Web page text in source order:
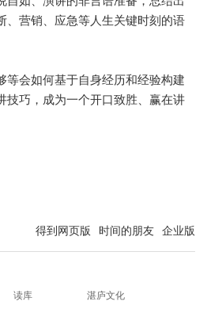
、营销、应急等人生关键时刻的语
等会如何基于自身经历和经验构建
技巧，成为一个开口致胜、赢在讲
得到网页版 时间的朋友 企业版
读库
湛庐文化